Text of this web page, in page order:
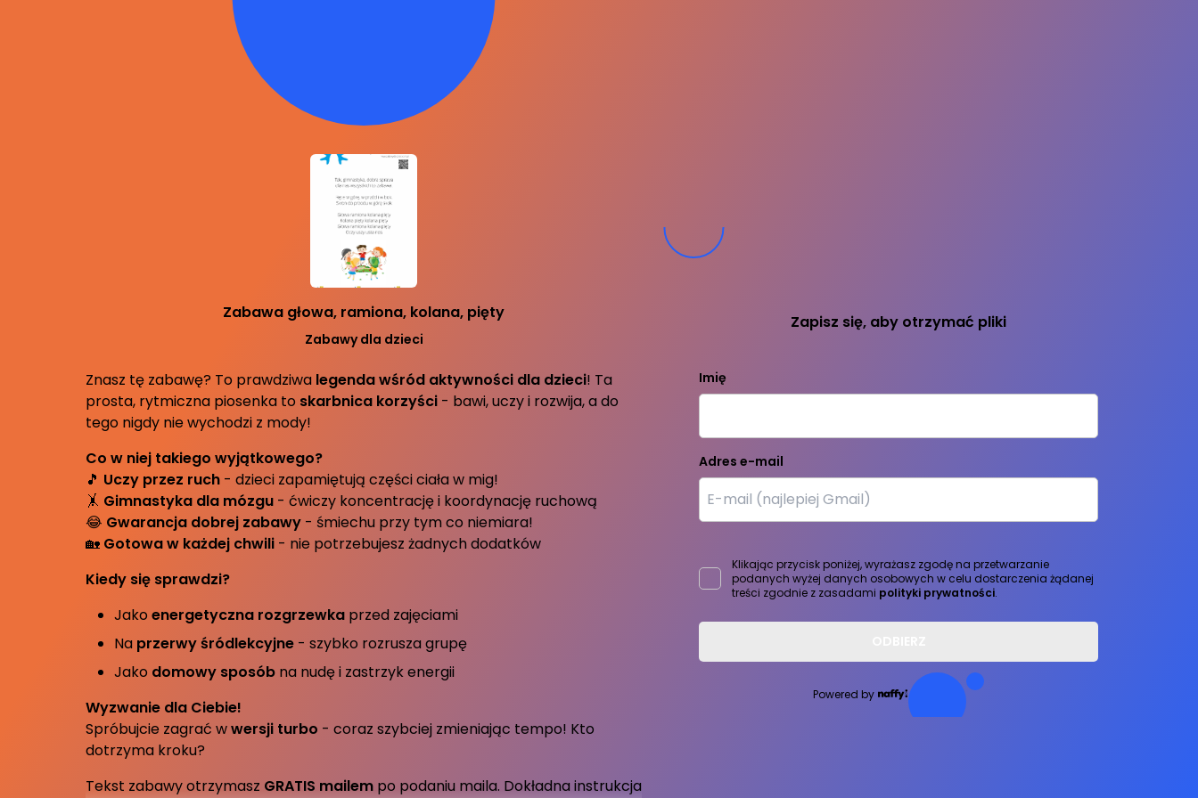
Zabawa głowa, ramiona, kolana, pięty
Zabawy dla dzieci
Znasz tę zabawę? To prawdziwa legenda wśród aktywności dla dzieci! Ta
prosta, rytmiczna piosenka to skarbnica korzyści - bawi, uczy i rozwija, a do
tego nigdy nie wychodzi z mody!
Co w niej takiego wyjątkowego?
🎵 Uczy przez ruch - dzieci zapamiętują części ciała w mig!
🤸 Gimnastyka dla mózgu - ćwiczy koncentrację i koordynację ruchową
😂 Gwarancja dobrej zabawy - śmiechu przy tym co niemiara!
🏡 Gotowa w każdej chwili - nie potrzebujesz żadnych dodatków
Kiedy się sprawdzi?
Jakoenergetyczna rozgrzewka przed zajęciami
Na przerwy śródlekcyjne - szybko rozrusza grupę
Jako domowy sposób na nudę i zastrzyk energii
Wyzwanie dla Ciebie!
Spróbujcie zagrać wwersji turbo - coraz szybciej zmieniając tempo! Kto
dotrzyma kroku?
Tekst zabawy otrzymasz GRATIS mailem po podaniu maila. Dokładna instrukcja
Zapisz się, aby otrzymać pliki
Imię
Adres e-mail
Klikając przycisk poniżej, wyrażasz zgodę na przetwarzanie
podanych wyżej danych osobowych w celu dostarczenia żądanej
treści zgodnie z zasadami polityki prywatności.
Powered by